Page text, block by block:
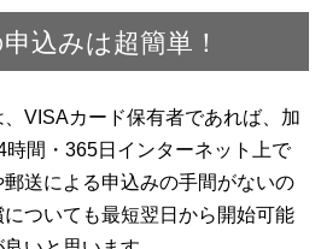
込みは超簡単！
VISAカード保有者であれば、加
時間・365日インターネット上で
送による申込みの手間がないの
ついても最短翌日から開始可能